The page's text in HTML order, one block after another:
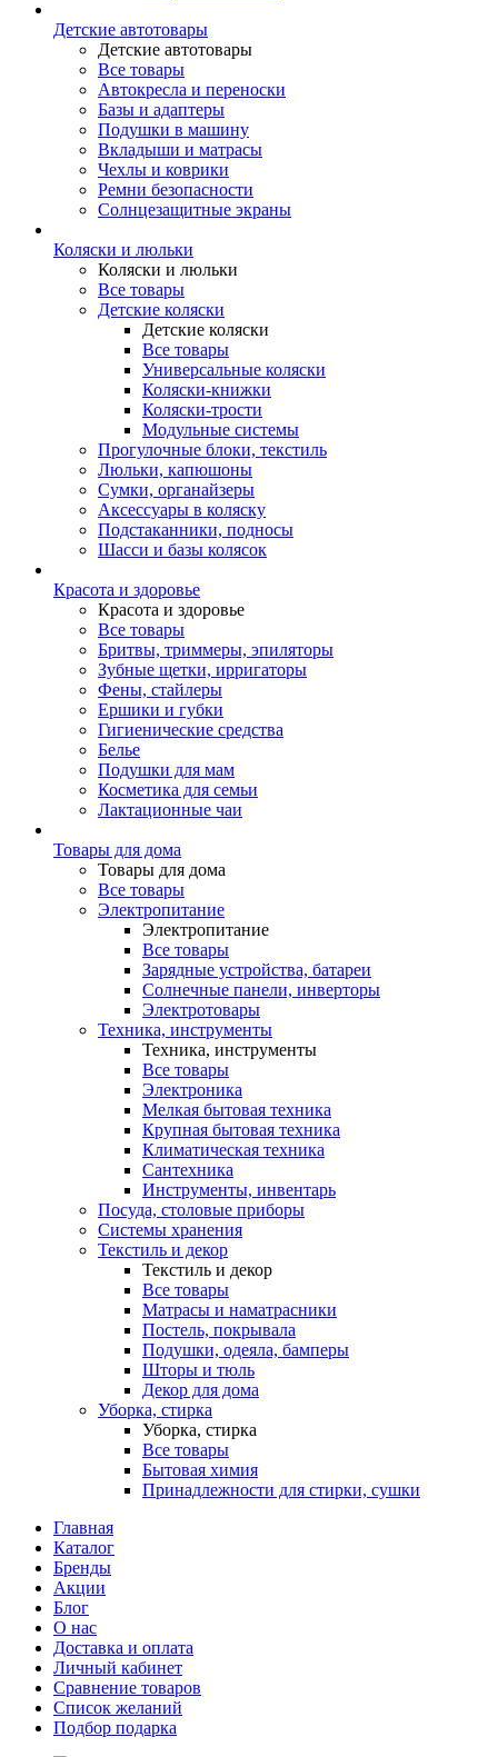
Детские автотовары
Детские автотовары
Все товары
Автокресла и переноски
Базы и адаптеры
Подушки в машину
Вкладыши и матрасы
Чехлы и коврики
Ремни безопасности
Солнцезащитные экраны
Коляски и люльки
Коляски и люльки
Все товары
Детские коляски
Детские коляски
Все товары
Универсальные коляски
Коляски-книжки
Коляски-трости
Модульные системы
Прогулочные блоки, текстиль
Люльки, капюшоны
Сумки, органайзеры
Аксессуары в коляску
Подстаканники, подносы
Шасси и базы колясок
Красота и здоровье
Красота и здоровье
Все товары
Бритвы, триммеры, эпиляторы
Зубные щетки, ирригаторы
Фены, стайлеры
Ершики и губки
Гигиенические средства
Белье
Подушки для мам
Косметика для семьи
Лактационные чаи
Товары для дома
Товары для дома
Все товары
Электропитание
Электропитание
Все товары
Зарядные устройства, батареи
Солнечные панели, инверторы
Электротовары
Техника, инструменты
Техника, инструменты
Все товары
Электроника
Мелкая бытовая техника
Крупная бытовая техника
Климатическая техника
Сантехника
Инструменты, инвентарь
Посуда, столовые приборы
Системы хранения
Текстиль и декор
Текстиль и декор
Все товары
Матрасы и наматрасники
Постель, покрывала
Подушки, одеяла, бамперы
Шторы и тюль
Декор для дома
Уборка, стирка
Уборка, стирка
Все товары
Бытовая химия
Принадлежности для стирки, сушки
Главная
Каталог
Бренды
Акции
Блог
О нас
Доставка и оплата
Личный кабинет
Сравнение товаров
Список желаний
Подбор подарка